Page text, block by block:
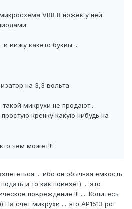
VR8 8 ножек у ней
и вижу какето буквы ..
на 3,3 вольта
такой микрухи не продают..
кренку какую нибудь на
чем может!!!
... ибо он обычная емкость
и то как повезет) ... это
повреждение !!! .... Колитесь
На счет микрухи ... это AP1513 pdf